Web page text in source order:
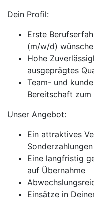
Dein Profil:
Erste
(m/w/d)
Hohe
ausgeprägtes
Team- und
Bereitschaft
Unser Angebot:
Ein attraktives
Sonderzahlungen
Eine langfristig
auf Übernahme
Einsätze in